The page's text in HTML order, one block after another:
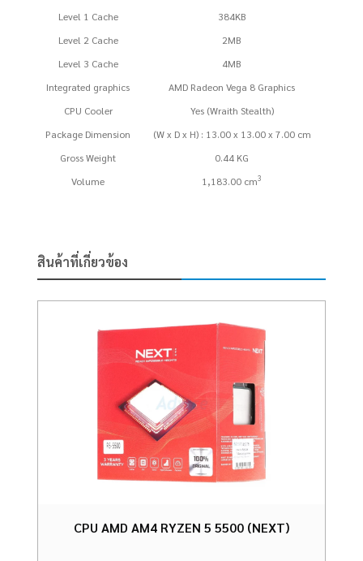
Level 1 Cache
384KB
Level 2 Cache
2MB
Level 3 Cache
4MB
Integrated graphics
AMD Radeon Vega 8 Graphics
CPU Cooler
Yes (Wraith Stealth)
Package Dimension
(W x D x H) : 13.00 x 13.00 x 7.00 cm
Gross Weight
0.44 KG
Volume
1,183.00 cm3
สินค้าที่เกี่ยวข้อง
CPU AMD AM4 RYZEN 5 5500 (NEXT)